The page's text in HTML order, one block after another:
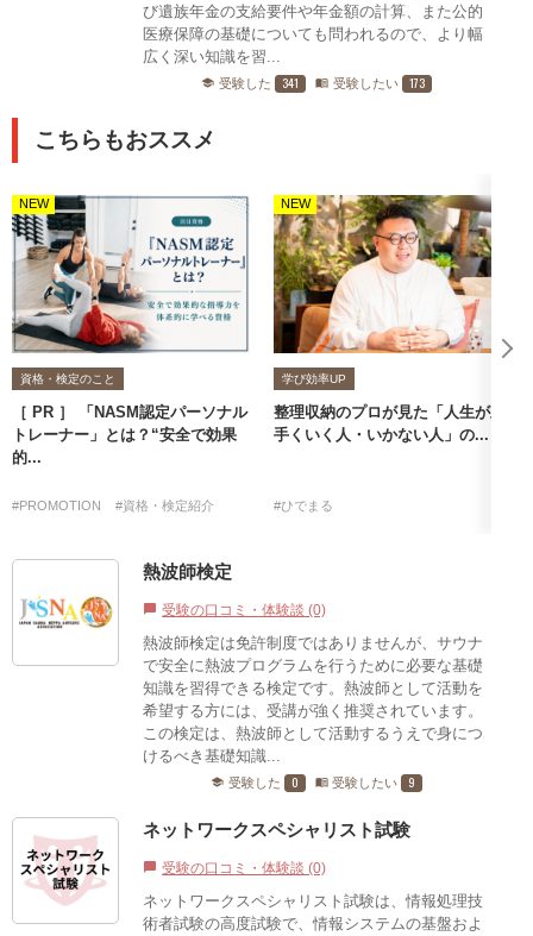
び遺族年金の支給要件や年金額の計算、また公的
医療保障の基礎についても問われるので、より幅
広く深い知識を習...
school 受験した 341 menu_book 受験したい 173
こちらもおススメ
NEW
資格・検定のこと
［ PR ］ 「NASM認定パーソナル
トレーナー」とは？“安全で効果
的...
#PROMOTION #資格・検定紹介
NEW
学び効率UP
整理収納のプロが見た「人生が上
手くいく人・いかない人」の...
#ひでまる
熱波師検定
chat_bubble 受験の口コミ・体験談 (0)
熱波師検定は免許制度ではありませんが、サウナ
で安全に熱波プログラムを行うために必要な基礎
知識を習得できる検定です。熱波師として活動を
希望する方には、受講が強く推奨されています。
この検定は、熱波師として活動するうえで身につ
けるべき基礎知識...
school 受験した 0 menu_book 受験したい 9
ネットワークスペシャリスト試験
chat_bubble 受験の口コミ・体験談 (0)
ネットワークスペシャリスト試験は、情報処理技
術者試験の高度試験で、情報システムの基盤およ